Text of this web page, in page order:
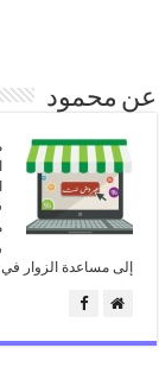
عن محمود
إلى مساعدة الزوار